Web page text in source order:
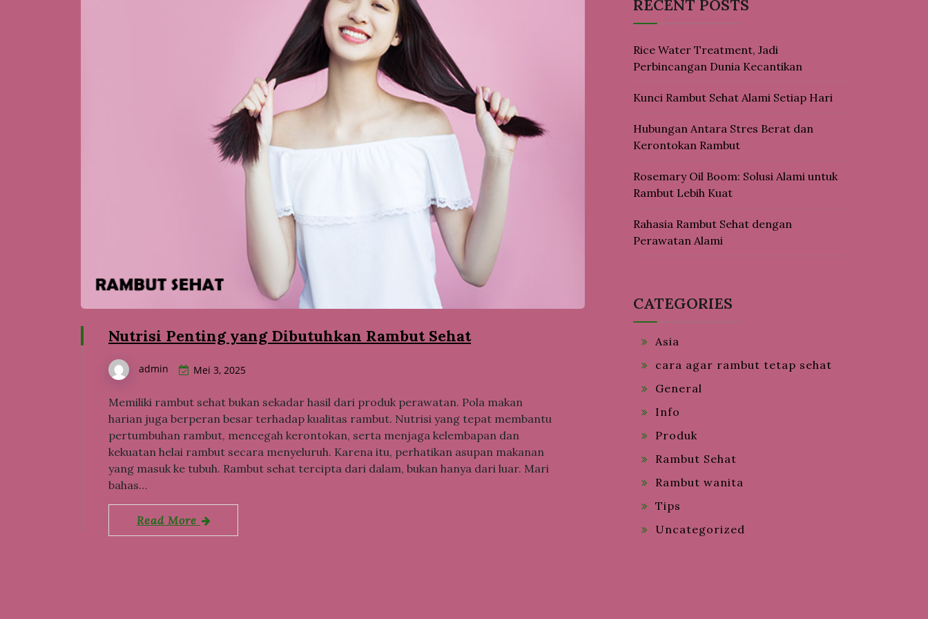
Nutrisi Penting yang Dibutuhkan Rambut Sehat
admin Mei 3, 2025
Memiliki rambut sehat bukan sekadar hasil dari produk perawatan. Pola makan
harian juga berperan besar terhadap kualitas rambut. Nutrisi yang tepat membantu
pertumbuhan rambut, mencegah kerontokan, serta menjaga kelembapan dan
kekuatan helai rambut secara menyeluruh. Karena itu, perhatikan asupan makanan
yang masuk ke tubuh. Rambut sehat tercipta dari dalam, bukan hanya dari luar. Mari
bahas…
Read More
RECENT POSTS
Rice Water Treatment, Jadi
Perbincangan Dunia Kecantikan
Kunci Rambut Sehat Alami Setiap Hari
Hubungan Antara Stres Berat dan
Kerontokan Rambut
Rosemary Oil Boom: Solusi Alami untuk
Rambut Lebih Kuat
Rahasia Rambut Sehat dengan
Perawatan Alami
CATEGORIES
Asia
cara agar rambut tetap sehat
General
Info
Produk
Rambut Sehat
Rambut wanita
Tips
Uncategorized